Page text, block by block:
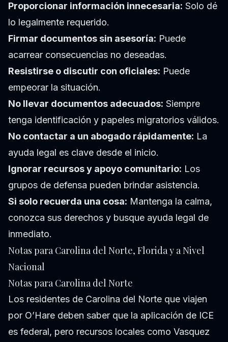
Proporcionar información innecesaria: Solo dé
lo legalmente requerido.
Firmar documentos sin asesoría: Puede
acarrear consecuencias no deseadas.
Resistirse o discutir con oficiales: Puede
empeorar la situación.
No llevar documentos adecuados: Siempre
tenga identificación y papeles migratorios válidos.
No contactar a un abogado rápidamente: La
ayuda legal es clave desde el inicio.
Ignorar recursos y apoyo comunitario: Los
grupos de defensa pueden brindar asistencia.
Si solo recuerda una cosa: Mantenga la calma,
conozca sus derechos y busque ayuda legal de
inmediato.
Notas para Carolina del Norte, Florida y a Nivel
Nacional
Notas para Carolina del Norte
Los residentes de Carolina del Norte que viajen
por O’Hare deben saber que la aplicación de ICE
es federal, pero recursos locales como Vasquez